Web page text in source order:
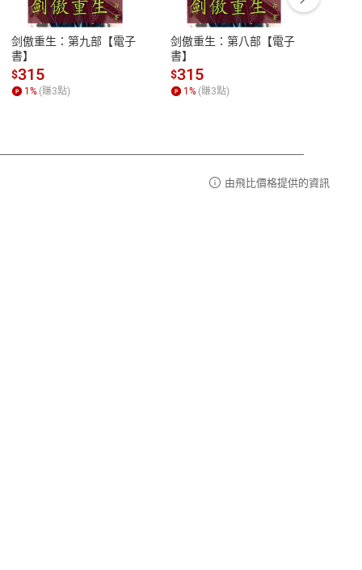
性
參
服務時間：週一到週五 10:00-12:00、
13:00-17:00 (國定假日及例假日休息)
客服電話：0080-1857077
剑傲重生：第九部【電子
書】
$315
1% (賺3點)
剑傲重生：第八部【電子
書】
$315
1% (賺3點)
由飛比價格提供的資訊